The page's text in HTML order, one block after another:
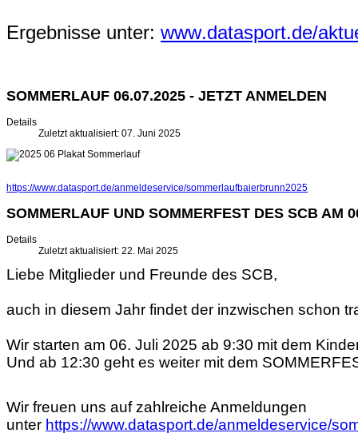
Ergebnisse unter: www.datasport.de/
SOMMERLAUF 06.07.2025 - JETZT ANMELDEN
Details
Zuletzt aktualisiert: 07. Juni 2025
https://www.datasport.de/anmeldeservice/sommerlaufbaierbrunn2025
SOMMERLAUF UND SOMMERFEST DES SCB AM
Details
Zuletzt aktualisiert: 22. Mai 2025
Liebe Mitglieder und Freunde des SCB,
auch in diesem Jahr findet der inzwischen schon
Wir starten am 06. Juli 2025 ab 9:30 mit dem
Und ab 12:30 geht es weiter mit dem
Wir freuen uns auf zahlreiche Anmeldungen
unter https://www.datasport.de/anmeldeservice/